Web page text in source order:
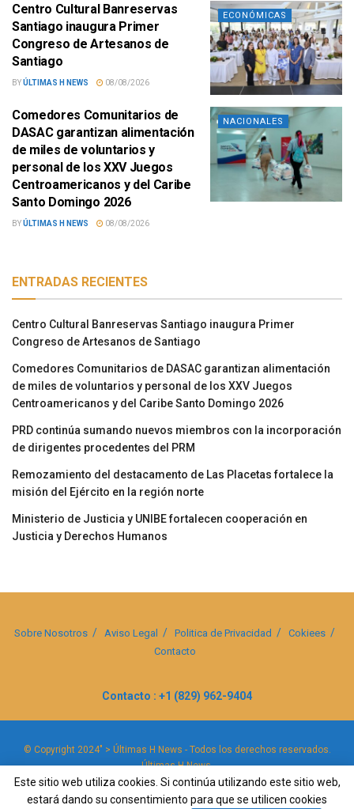
ECONÓMICAS
Centro Cultural Banreservas
Santiago inaugura Primer
Congreso de Artesanos de
Santiago
BYÚLTIMAS H NEWS 08/08/2026
NACIONALES
Comedores Comunitarios de
DASAC garantizan alimentación
de miles de voluntarios y
personal de los XXV Juegos
Centroamericanos y del Caribe
Santo Domingo 2026
BYÚLTIMAS H NEWS 08/08/2026
ENTRADAS RECIENTES
Centro Cultural Banreservas Santiago inaugura Primer
Congreso de Artesanos de Santiago
Comedores Comunitarios de DASAC garantizan alimentación
de miles de voluntarios y personal de los XXV Juegos
Centroamericanos y del Caribe Santo Domingo 2026
PRD continúa sumando nuevos miembros con la incorporación
de dirigentes procedentes del PRM
Remozamiento del destacamento de Las Placetas fortalece la
misión del Ejército en la región norte
Ministerio de Justicia y UNIBE fortalecen cooperación en
Justicia y Derechos Humanos
Sobre Nosotros Aviso Legal Politica de Privacidad
Cokiees
Contacto
Contacto : +1 (829) 962-9404
© Copyright 2024" > Últimas H News - Todos los derechos reservados.
Últimas H News.
Este sitio web utiliza cookies. Si continúa utilizando este sitio web,
estará dando su consentimiento para que se utilicen cookies